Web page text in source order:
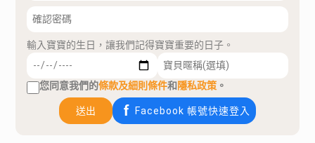
輸入寶寶的生日，讓我們記得寶寶重要的日子。
您同意我們的條款及細則條件和隱私政策 。
送出 Facebook 帳號快速登入